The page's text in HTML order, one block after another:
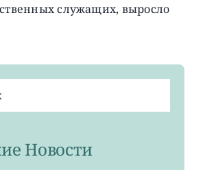
служащих, выросло
Новости